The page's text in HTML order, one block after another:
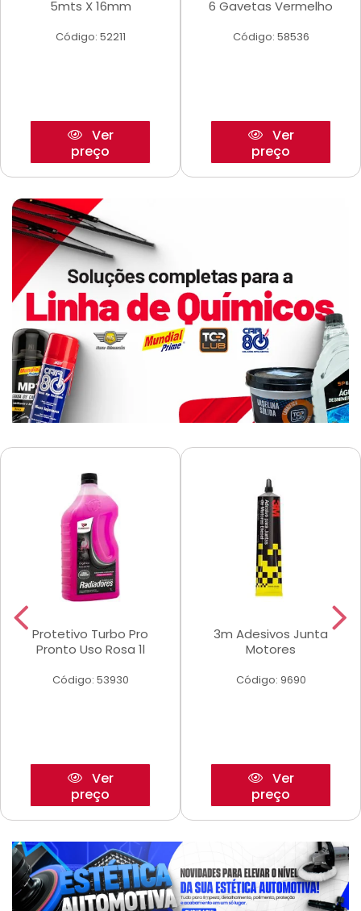
5mts X 16mm
Código: 52211
Ver
preço
6 Gavetas Vermelho
Código: 58536
Ver
preço
Protetivo Turbo Pro
Pronto Uso Rosa 1l
Código: 53930
Ver
preço
3m Adesivos Junta
Motores
Código: 9690
Ver
preço